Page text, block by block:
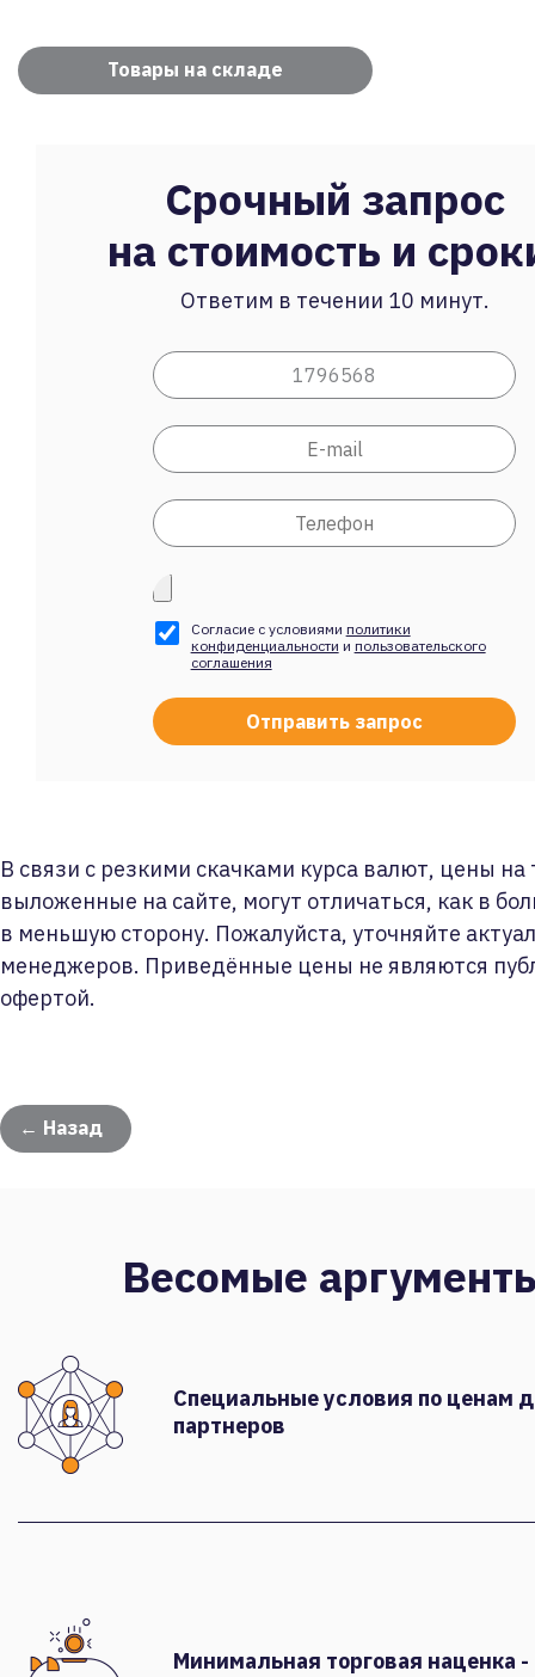
Товары на складе
Срочный запрос
на стоимость и
Ответим в течении 10 минут.
Согласие с условиями политики
конфиденциальности и пользовательского
соглашения
В связи с резкими скачками курса валют, цены на
выложенные на сайте, могут отличаться, как в
в меньшую сторону. Пожалуйста, уточняйте
менеджеров. Приведённые цены не являются
офертой.
← Назад
Весомые
Специальные условия по ценам
партнеров
Минимальная торговая наценка